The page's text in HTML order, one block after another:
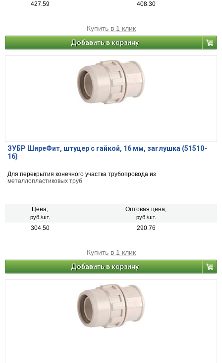
427.59 408.30
Купить в 1 клик
Добавить в корзину
ЗУБР ШиреФит, штуцер с гайкой, 16 мм, заглушка (51510-
16)
Для перекрытия конечного участка трубопровода из
металлопластиковых труб
Цена,
руб./шт.
Оптовая цена,
руб./шт.
304.50 290.76
Купить в 1 клик
Добавить в корзину